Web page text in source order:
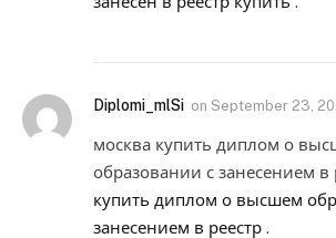
Diplomi_mlSi on September 23,
москва купить диплом о
образовании с занесением в
купить диплом о высшем
занесением в реестр .